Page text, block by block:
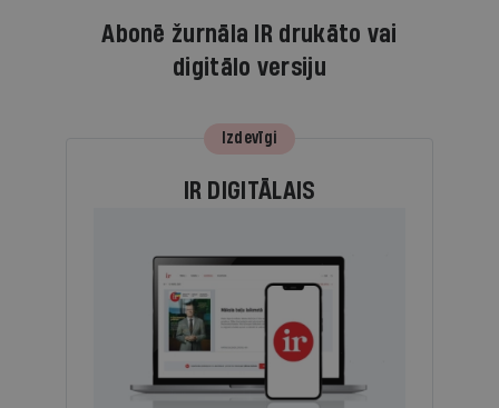
Abonē žurnāla IR drukāto vai
digitālo versiju
Izdevīgi
IR DIGITĀLAIS